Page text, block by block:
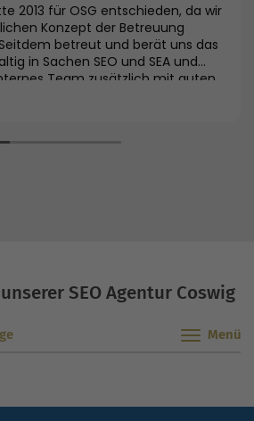
2013 für OSG entschieden, da wir
Konzept der Betreuung
betreut und berät uns das
in Sachen SEO und SEA und
Team zusätzlich mit guten
Aufbau unseres Google
OSG Teams.”
SEO Agentur Coswig